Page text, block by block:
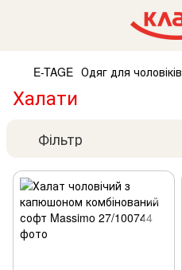
E-TAGE Одяг для чоловіків
Халати
Фільтр